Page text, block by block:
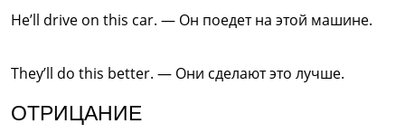
He’ll drive on this car. — Он поедет на этой машине.
They’ll do this better. — Они сделают это лучше.
ОТРИЦАНИЕ